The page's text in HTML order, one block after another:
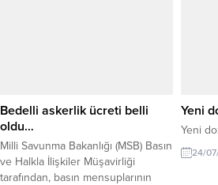
Kaymakam Yılmaz, sosyal devlet
anlayışı doğrultusunda ihtiyaç
sahibi vatandaşlara yönelik...
bölge
adına
Bedelli askerlik ücreti belli
oldu…
Milli Savunma Bakanlığı (MSB) Basın
ve Halkla İlişkiler Müşavirliği
tarafından, basın mensuplarının
Yeni
Yeni
24/